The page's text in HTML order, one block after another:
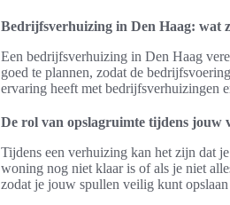
Bedrijfsverhuizing in Den Haag: wat
Een bedrijfsverhuizing in Den Haag
goed te plannen, zodat de
ervaring heeft met bedrijfsverhuizingen
De rol van opslagruimte tijdens jouw
Tijdens een verhuizing kan het zijn dat
woning nog niet klaar is of als je niet
zodat je jouw spullen veilig kunt